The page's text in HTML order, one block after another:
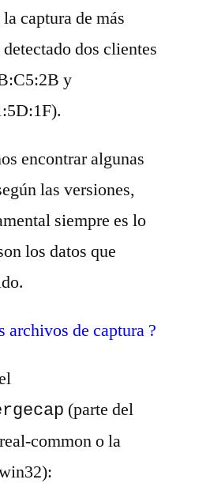
captura de más
dos clientes
y
encontrar algunas
las versiones,
siempre es lo
los datos que
archivos de captura ?
(parte del
common o la